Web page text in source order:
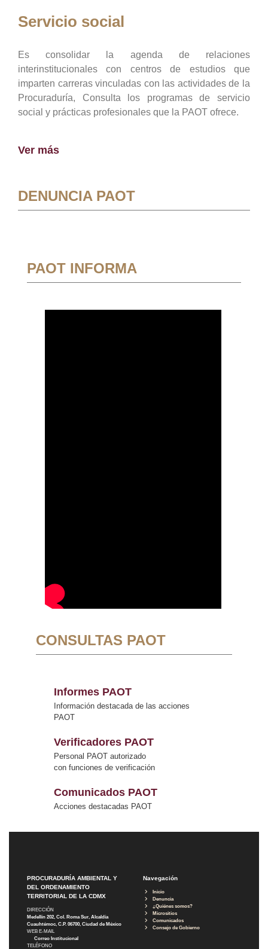
Servicio social
Es consolidar la agenda de relaciones
interinstitucionales con centros de estudios que
imparten carreras vinculadas con las actividades de la
Procuraduría, Consulta los programas de servicio
social y prácticas profesionales que la PAOT ofrece.
Ver más
DENUNCIA PAOT
PAOT INFORMA
CONSULTAS PAOT
Informes PAOT
Información destacada de las acciones
PAOT
Verificadores PAOT
Personal PAOT autorizado
con funciones de verificación
Comunicados PAOT
Acciones destacadas PAOT
PROCURADURÍA AMBIENTAL Y
DEL ORDENAMIENTO
TERRITORIAL DE LA CDMX
DIRECCIÓN
Medellín 202, Col. Roma Sur, Alcaldía
Cuauhtémoc, C.P. 06700, Ciudad de México
WEB E-MAIL
Correo Institucional
TELÉFONO
Navegación
Inicio
Denuncia
¿Quiénes somos?
Micrositios
Comunicados
Consejo de Gobierno